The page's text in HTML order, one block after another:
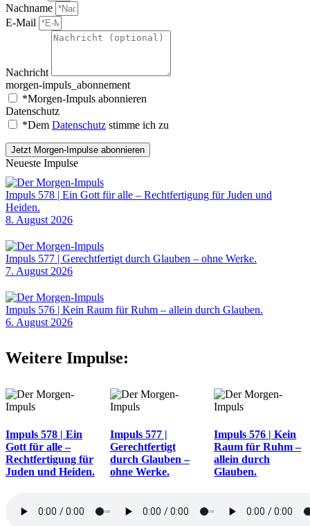
Nachname
E-Mail
Nachricht
morgen-impuls_abonnement
*Morgen-Impuls abonnieren
Datenschutz
*Dem Datenschutz stimme ich zu
Jetzt Morgen-Impulse abonnieren
Neueste Impulse
Impuls 578 | Ein Gott für alle – Rechtfertigung für Juden und
Heiden.
8. August 2026
Impuls 577 | Gerechtfertigt durch Glauben – ohne Werke.
7. August 2026
Impuls 576 | Kein Raum für Ruhm – allein durch Glauben.
6. August 2026
Weitere Impulse:
Impuls 578 | Ein
Gott für alle –
Rechtfertigung für
Juden und Heiden.
Impuls 577 |
Gerechtfertigt
durch Glauben –
ohne Werke.
Impuls 576 | Kein
Raum für Ruhm –
allein durch
Glauben.